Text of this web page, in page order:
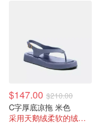
$147.00 $210.00
C字厚底凉拖 米色
采用天鹅绒柔软的绒面皮制成